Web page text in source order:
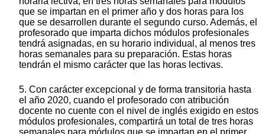
que se impartan en el primer año y dos horas para los
que se desarrollen durante el segundo curso. Además, el
profesorado que imparta dichos módulos profesionales
tendrá asignadas, en su horario individual, al menos tres
horas semanales para su preparación. Estas horas
tendrán el mismo carácter que las horas lectivas.
5. Con carácter excepcional y de forma transitoria hasta
el año 2020, cuando el profesorado con atribución
docente no cuente con el nivel de inglés exigido en estos
módulos profesionales, compartirá un total de tres horas
semanales para módulos que se impartan en el primer